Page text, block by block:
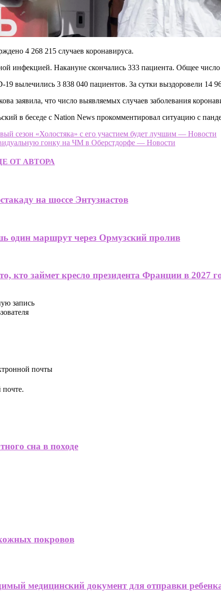
4 268 215 случаев коронавируса.
инфекцией. Накануне скончались 333 пациента. Общее
19 вылечились 3 838 040 пациентов. За сутки выздоровели 14
заявила, что число выявляемых случаев заболевания
в беседе с Nation News прокомментировал ситуацию с
сезон «Холостяка» с его участием будет лучшим — Новости
гонку на ЧМ в Оберстдорфе — Новости
ОТ АВТОРА
на шоссе Энтузиастов
один маршрут через Ормузский пролив
кто займет кресло президента Франции в 2027
запись
почты
почте.
сна в походе
покровов
медицинский документ для отправки